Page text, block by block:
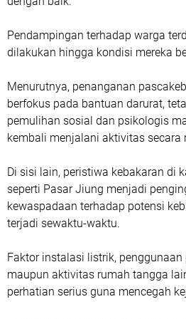
Pendampingan terhadap warga
dilakukan hingga kondisi mereka
Menurutnya, penanganan
berfokus pada bantuan darurat,
pemulihan sosial dan psikologis
kembali menjalani aktivitas secara
Di sisi lain, peristiwa kebakaran di
seperti Pasar Jiung menjadi
kewaspadaan terhadap potensi
terjadi sewaktu-waktu.
Faktor instalasi listrik,
maupun aktivitas rumah tangga
perhatian serius guna mencegah